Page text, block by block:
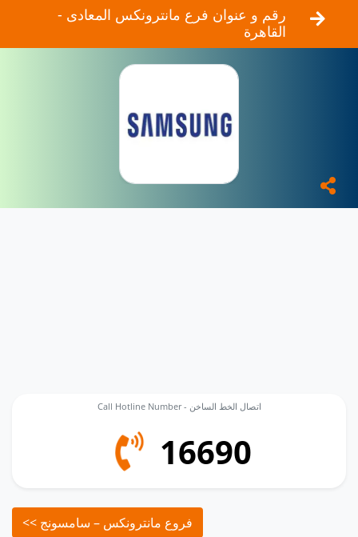
رقم و عنوان فرع مانترونكس المعادى -
القاهرة
Call Hotline Number - اتصال الخط الساخن
16690
<< فروع مانترونكس – سامسونج